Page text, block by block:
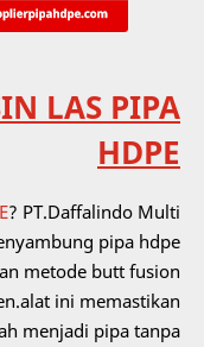
LAS PIPA
HDPE
? PT.Daffalindo Multi
pipa hdpe
metode butt fusion
ini memastikan
menjadi pipa tanpa